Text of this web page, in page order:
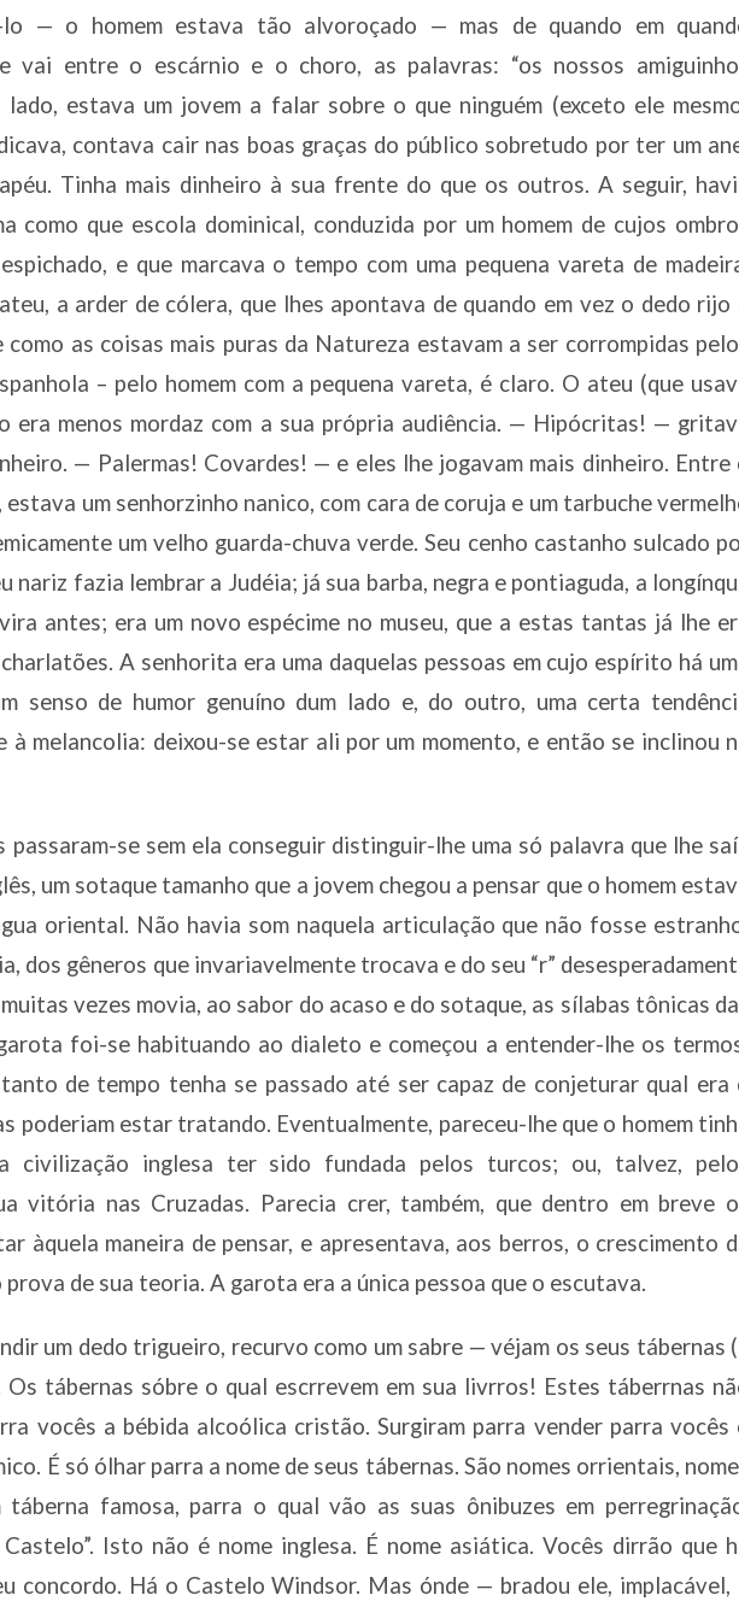
— o homem estava tão alvoroçado — mas de quando em
vai entre o escárnio e o choro, as palavras: “os nossos
lado, estava um jovem a falar sobre o que ninguém (exceto ele
contava cair nas boas graças do público sobretudo por ter um
Tinha mais dinheiro à sua frente do que os outros. A seguir,
como que escola dominical, conduzida por um homem de cujos
e que marcava o tempo com uma pequena vareta de
a arder de cólera, que lhes apontava de quando em vez o dedo rijo
as coisas mais puras da Natureza estavam a ser corrompidas
– pelo homem com a pequena vareta, é claro. O ateu (que
era menos mordaz com a sua própria audiência. — Hipócritas! —
— Palermas! Covardes! — e eles lhe jogavam mais dinheiro. Entre
estava um senhorzinho nanico, com cara de coruja e um tarbuche
um velho guarda-chuva verde. Seu cenho castanho sulcado
nariz fazia lembrar a Judéia; já sua barba, negra e pontiaguda, a
antes; era um novo espécime no museu, que a estas tantas já lhe
A senhorita era uma daquelas pessoas em cujo espírito há
senso de humor genuíno dum lado e, do outro, uma certa
à melancolia: deixou-se estar ali por um momento, e então se inclinou
se sem ela conseguir distinguir-lhe uma só palavra que lhe
um sotaque tamanho que a jovem chegou a pensar que o homem
oriental. Não havia som naquela articulação que não fosse
dos gêneros que invariavelmente trocava e do seu “r”
vezes movia, ao sabor do acaso e do sotaque, as sílabas tônicas
foi-se habituando ao dialeto e começou a entender-lhe os
de tempo tenha se passado até ser capaz de conjeturar qual era
poderiam estar tratando. Eventualmente, pareceu-lhe que o homem
civilização inglesa ter sido fundada pelos turcos; ou, talvez,
vitória nas Cruzadas. Parecia crer, também, que dentro em breve
àquela maneira de pensar, e apresentava, aos berros, o crescimento
de sua teoria. A garota era a única pessoa que o escutava.
um dedo trigueiro, recurvo como um sabre — véjam os seus tábernas
Os tábernas sóbre o qual escrrevem em sua livrros! Estes táberrnas
vocês a bébida alcoólica cristão. Surgiram parra vender parra vocês
É só ólhar parra a nome de seus tábernas. São nomes orrientais,
famosa, parra o qual vão as suas ônibuzes em
Isto não é nome inglesa. É nome asiática. Vocês dirrão que
concordo. Há o Castelo Windsor. Mas ónde — bradou ele, implacável,